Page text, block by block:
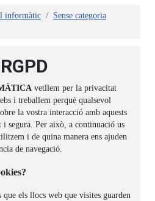
informàtic
Sense categoria
vetllem per la privacitat
i treballem perquè qualsevol
la vostra interacció amb aquests
i segura. Per això, a continuació us
i de quina manera ens ajuden
de navegació.
que els llocs web que visites guarden